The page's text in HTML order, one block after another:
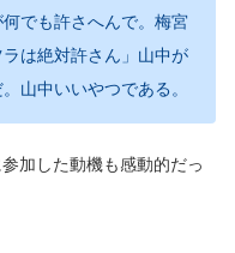
でも許さへんで。梅宮
は絶対許さん」山中が
山中いいやつである。
加した動機も感動的だっ